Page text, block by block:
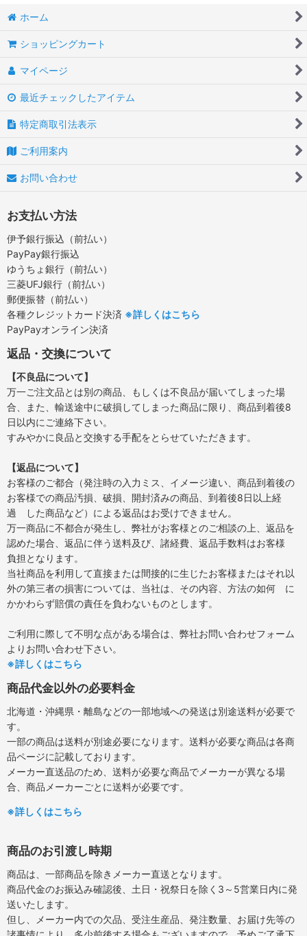
ホーム
ショッピングカート
マイページ
最近チェックしたアイテム
特定商取引法表示
ご利用案内
お問い合わせ
お支払い方法
伊予銀行振込（前払い）
PayPay銀行振込
ゆうちょ銀行（前払い）
三菱UFJ銀行（前払い）
郵便振替（前払い）
各種クレジットカード決済 ※詳しくはこちら
PayPayオンライン決済
返品・交換について
【不良品について】
万一ご注文品とは別の商品、もしくは不良品が届いてしまった場
合、また、輸送途中に破損してしまった商品に限り、商品到着後8
日以内にご連絡下さい。
すみやかに良品と交換する手配をとらせていただきます。
【返品について】
お客様のご都合（発注時の入力ミス、イメージ違い、商品到着後の
お客様での商品汚損、破損、開封済みの商品、到着後8日以上経
過 した商品など）による返品はお受けできません。
万一商品に不都合が発生し、弊社がお客様とのご相談の上、返品を
認めた場合、返品に伴う送料及び、諸経費、返品手数料はお客様
負担となります。
当社商品を利用して直接または間接的に生じたお客様またはそれ以
外の第三者の損害については、当社は、その内容、方法の如何 に
かかわらず賠償の責任を負わないものとします。
ご利用に際して不明な点がある場合は、弊社お問い合わせフォーム
よりお問い合わせ下さい。
※詳しくはこちら
商品代金以外の必要料金
北海道・沖縄県・離島などの一部地域への発送は別途送料が必要で
す。
一部の商品は送料が別途必要になります。送料が必要な商品は各商
品ページに記載しております。
メーカー直送品のため、送料が必要な商品でメーカーが異なる場
合、商品メーカーごとに送料が必要です。
※詳しくはこちら
商品のお引渡し時期
商品は、一部商品を除きメーカー直送となります。
商品代金のお振込み確認後、土日・祝祭日を除く3～5営業日内に発
送いたします。
但し、メーカー内での欠品、受注生産品、発注数量、お届け先等の